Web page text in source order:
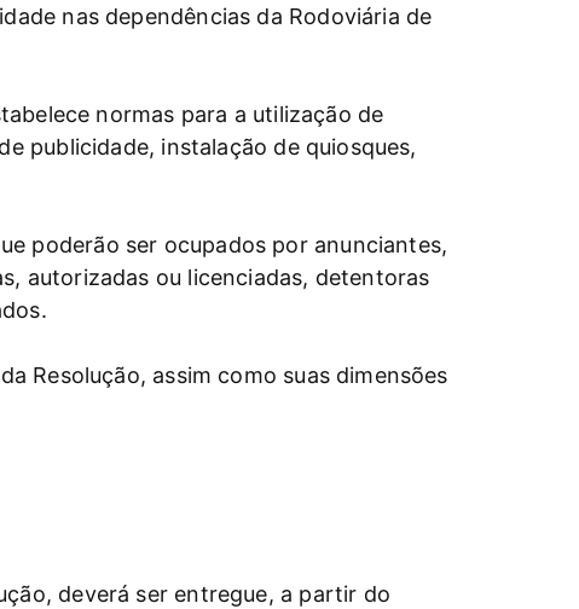
nas dependências da Rodoviária de
normas para a utilização de
publicidade, instalação de quiosques,
poderão ser ocupados por anunciantes,
autorizadas ou licenciadas, detentoras
Resolução, assim como suas dimensões
deverá ser entregue, a partir do